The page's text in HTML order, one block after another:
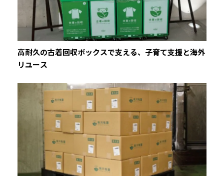
仙台支店
〒980-0811 宮城県仙台市青葉区一番町2丁目8番15号
（太陽生命仙台ビル5階）
Googleマップ
札幌営業所
〒003-0024 北海道札幌市白石区本郷通4丁目南1-2
TEL：（011）864-8138 FAX：（011）864-8147
Googleマップ
高耐久の古着回収ボックスで支える、子育て支援と海外
リユース